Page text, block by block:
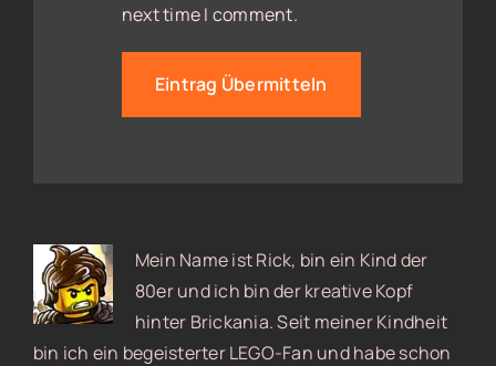
next time I comment.
Mein Name ist Rick, bin ein Kind der
80er und ich bin der kreative Kopf
hinter Brickania. Seit meiner Kindheit
bin ich ein begeisterter LEGO-Fan und habe schon